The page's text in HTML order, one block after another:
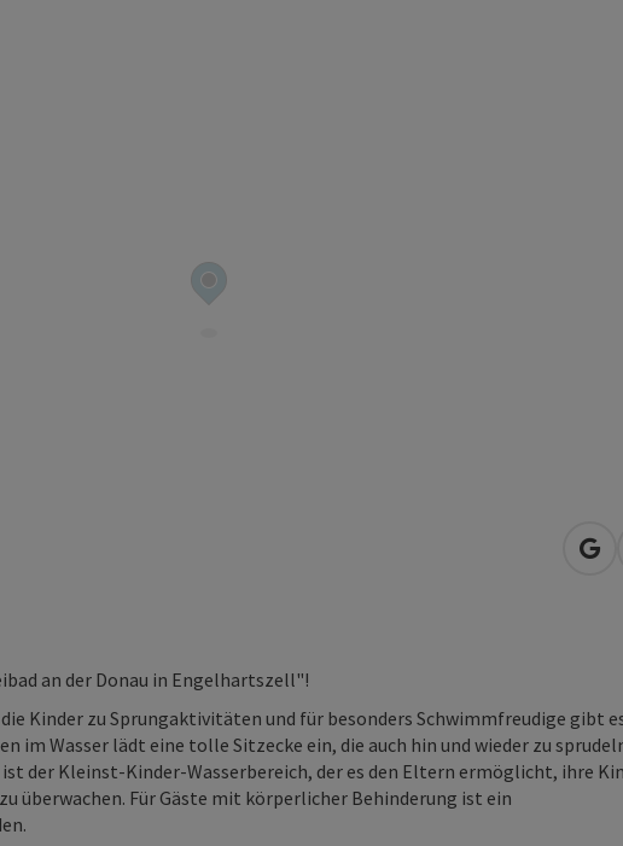
in
an der Donau in Engelhartszell"!
Kinder zu Sprungaktivitäten und für besonders Schwimmfreudige gibt
im Wasser lädt eine tolle Sitzecke ein, die auch hin und wieder zu
der Kleinst-Kinder-Wasserbereich, der es den Eltern ermöglicht, ihre
überwachen. Für Gäste mit körperlicher Behinderung ist ein